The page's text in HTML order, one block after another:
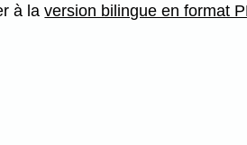
à laversion bilingue en format